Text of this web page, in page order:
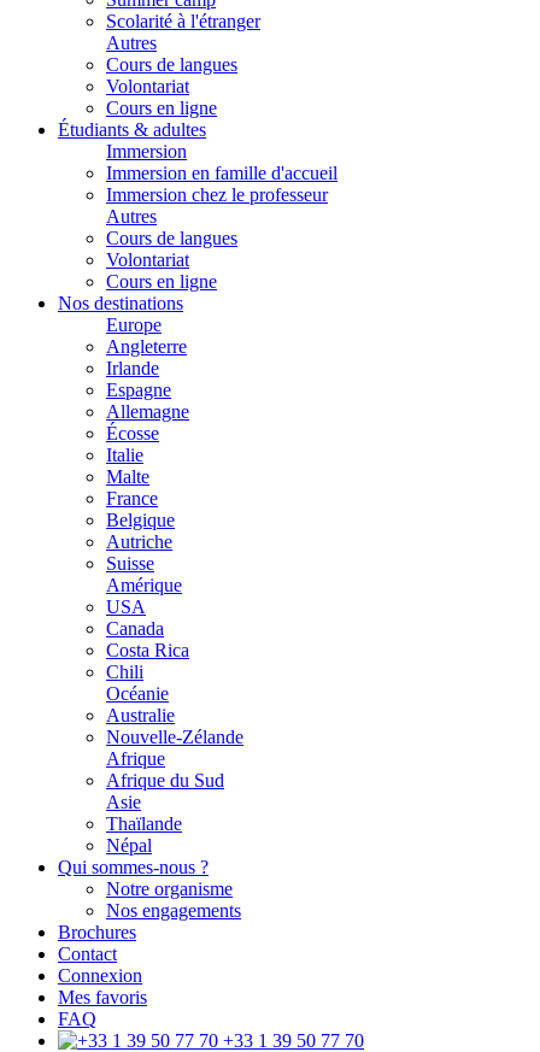
Scolarité à l'étranger
Autres
Cours de langues
Volontariat
Cours en ligne
Étudiants & adultes
Immersion
Immersion en famille d'accueil
Immersion chez le professeur
Autres
Cours de langues
Volontariat
Cours en ligne
Nos destinations
Europe
Angleterre
Irlande
Espagne
Allemagne
Écosse
Italie
Malte
France
Belgique
Autriche
Suisse
Amérique
USA
Canada
Costa Rica
Chili
Océanie
Australie
Nouvelle-Zélande
Afrique
Afrique du Sud
Asie
Thaïlande
Népal
Qui sommes-nous ?
Notre organisme
Nos engagements
Brochures
Contact
Connexion
Mes favoris
FAQ
+33 1 39 50 77 70